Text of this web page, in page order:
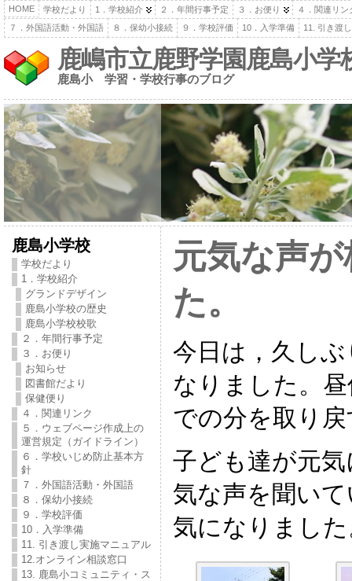
HOME 学校だより 1．学校紹介 ２．年間行事予定 ３．お便り
４．関連リン
７．外国語活動・外国語
８．保幼小接続 ９．学校評価 10．入学準備 11. 引き渡
鹿嶋市立鹿野学園鹿島小学
鹿島小 学習・学校行事のブログ
鹿島小学校
学校だより
1．学校紹介
グランドデザイン
鹿島小学校の歴史
鹿島小学校校歌
２．年間行事予定
３．お便り
お知らせ
図書館だより
保健便り
４．関連リンク
５．ウェブページ作成上の
運営規定（ガイドライン）
６．学校いじめ防止基本方
針
７．外国語活動・外国語
８．保幼小接続
９．学校評価
10．入学準備
11. 引き渡し実施マニュアル
12.オンライン相談窓口
13. 鹿島小コミュニティ・ス
元気な声
た。
今日は，久し
なりました。
での分を取り
子ども達が元
気な声を聞い
気になりまし